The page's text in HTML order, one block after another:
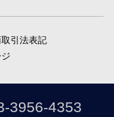
引法表記
3956-4353